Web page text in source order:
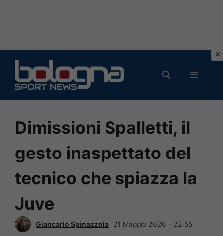
contenuto
MENU
Dimissioni Spalletti, il
gesto inaspettato del
tecnico che spiazza la
Juve
Giancarlo Spinazzola 21 Maggio 2026 - 22:55